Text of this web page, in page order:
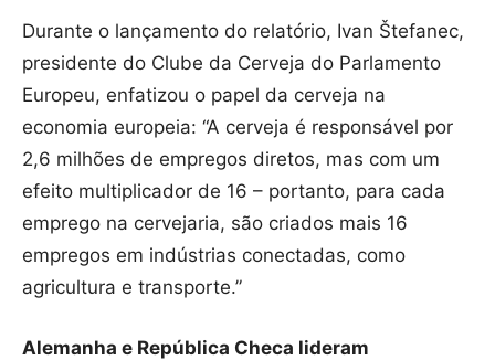
Durante o lançamento do relatório, Ivan Štefanec,
presidente do Clube da Cerveja do Parlamento
Europeu, enfatizou o papel da cerveja na
economia europeia: “A cerveja é responsável por
2,6 milhões de empregos diretos, mas com um
efeito multiplicador de 16 – portanto, para cada
emprego na cervejaria, são criados mais 16
empregos em indústrias conectadas, como
agricultura e transporte.”
Alemanha e República Checa lideram